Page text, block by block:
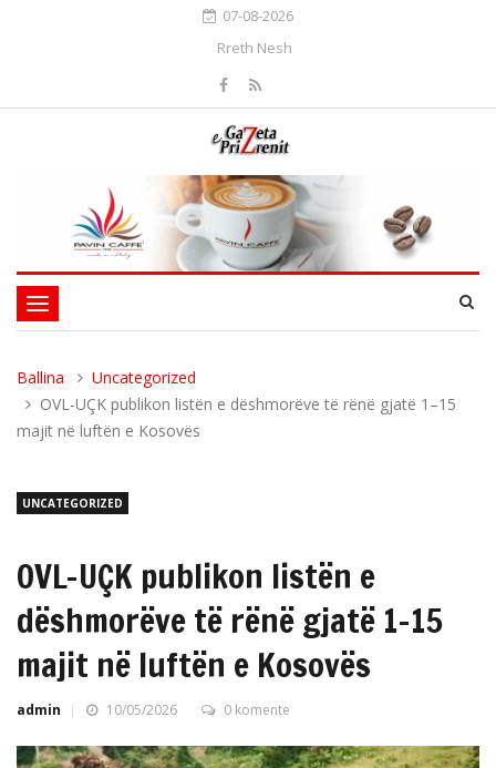
07-08-2026
Rreth Nesh
Toggle
navigation
Ballina
Uncategorized
OVL-UÇK publikon listën e dëshmorëve të rënë gjatë 1–15
majit në luftën e Kosovës
UNCATEGORIZED
OVL-UÇK publikon listën e
dëshmorëve të rënë gjatë 1–15
majit në luftën e Kosovës
admin 10/05/2026 0 komente